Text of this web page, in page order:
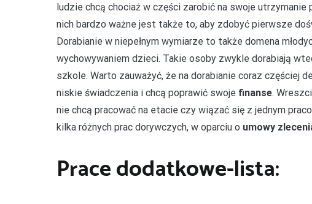
ludzie chcą chociaż w części zarobić na swoje
nich bardzo ważne jest także to, aby zdobyć pierwsze
Dorabianie w niepełnym wymiarze to także domena
wychowywaniem dzieci. Takie osoby zwykle dorabiają
szkole. Warto zauważyć, że na dorabianie coraz częściej
niskie świadczenia i chcą poprawić swoje finanse.
nie chcą pracować na etacie czy wiązać się z jednym
kilka różnych prac dorywczych, w oparciu o umowy
Prace dodatkowe-lista: